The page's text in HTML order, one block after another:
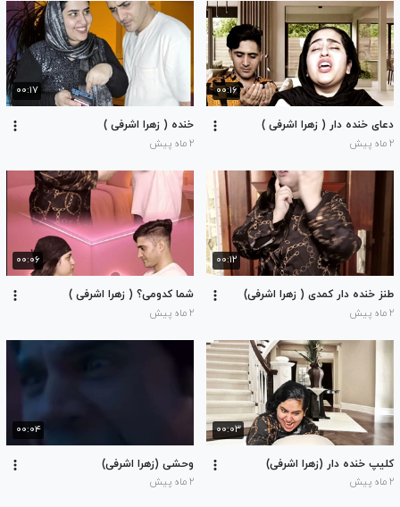
۰۰:۱۶
دعای خنده دار ( زهرا اشرفی )
۲ ماه پیش
۰۰:۱۷
خنده ( زهرا اشرفی )
۲ ماه پیش
۰۰:۱۲
طنز خنده دار کمدی ( زهرا اشرفی)
۲ ماه پیش
۰۰:۰۶
شما کدومی؟ ( زهرا اشرفی )
۲ ماه پیش
۰۰:۰۳
کلیپ خنده دار (زهرا اشرفی)
۲ ماه پیش
۰۰:۰۴
وحشی (زهرا اشرفی)
۲ ماه پیش